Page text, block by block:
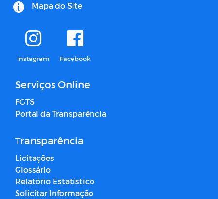
Mapa do Site
Instagram Facebook
Serviços Online
FGTS
Portal da Transparência
Transparência
Licitações
Glossário
Relatório Estatístico
Solicitar Informação